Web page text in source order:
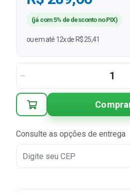
(já com 5% de desconto no PIX)
ou em até 12x de R$ 25,41
Consulte as opções de entrega